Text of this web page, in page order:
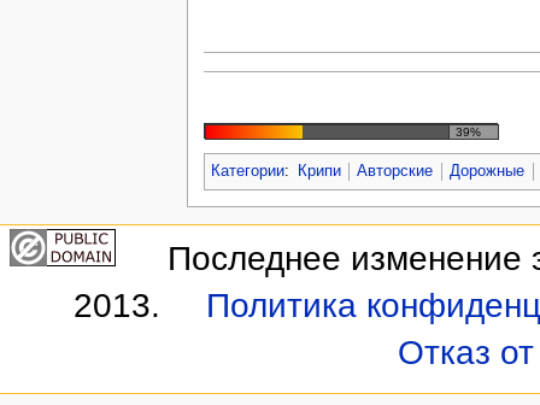
39%
Категории: Крипи Авторские Дорожные
Последнее изменение
2013.
Политика
Отказ